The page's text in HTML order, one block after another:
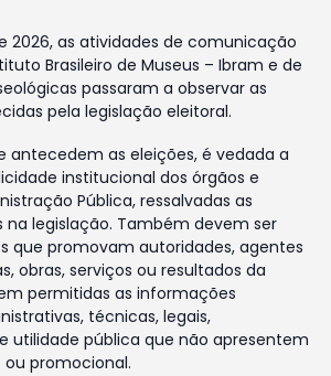
2026, as atividades de comunicação
Brasileiro de Museus – Ibram e de
passaram a observar as
pela legislação eleitoral.
antecedem as eleições, é vedada a
institucional dos órgãos e
Pública, ressalvadas as
na legislação. Também devem ser
que promovam autoridades, agentes
obras, serviços ou resultados da
permitidas as informações
técnicas, legais,
utilidade pública que não apresentem
promocional.